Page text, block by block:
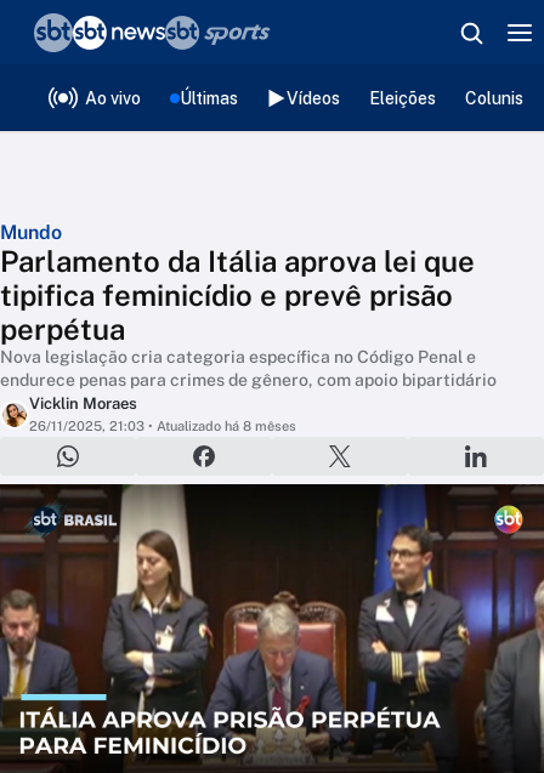
Ao vivo Últimas Vídeos Eleições
Mundo
Parlamento da Itália aprova lei que
tipifica feminicídio e prevê prisão
perpétua
Nova legislação cria categoria específica no Código Penal e
endurece penas para crimes de gênero, com apoio bipartidário
Vicklin Moraes
26/11/2025, 21:03 • Atualizado há 8 mêses
❮voltar
Editorias